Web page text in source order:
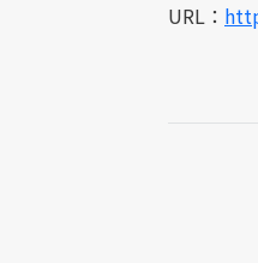
URL：